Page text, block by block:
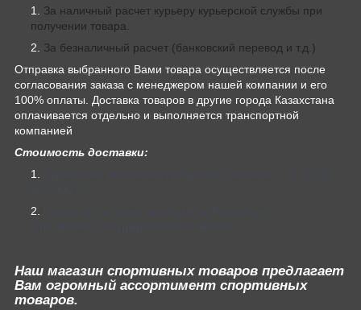
За наличный расчет курьеру курьерской службы при
получении товара.
За безналичный расчет (банковский перевод и т.д.)
Отправка выбранного Вами товара осуществляется после
согласования заказа с менеджером нашей компании и его
100% оплаты. Доставка товаров в другие города Казахстана
оплачивается отдельно и выполняется транспортной
компанией
Стоимость доставки:
Наш магазин спортивных товаров предлагает
Вам огромный ассортимент спортивных
товаров.